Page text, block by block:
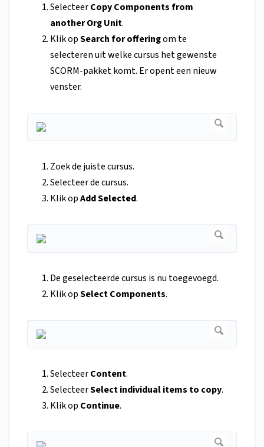
SelecteerCopy Components from
another Org Unit.
Klik opSearch for offeringom te
selecteren uit welke cursus het gewenste
SCORM-pakket komt. Er opent een nieuw
venster.
Zoek de juiste cursus.
Selecteer de cursus.
Klik opAdd Selected.
De geselecteerde cursus is nu toegevoegd.
Klik opSelect Components.
SelecteerContent.
SelecteerSelect individual items to copy.
Klik op Continue.